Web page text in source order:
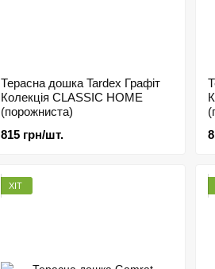
Терасна дошка Tardex Графіт
Колекція CLASSIC HOME
(порожниста)
815 грн/шт.
ХІТ